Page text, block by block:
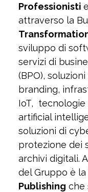
Professionisti e
attraverso la
sviluppo di
servizi di
(BPO),
branding,
IoT, tecnologie
artificial
soluzioni di
protezione dei
archivi digitali.
del Gruppo è
Publishing che